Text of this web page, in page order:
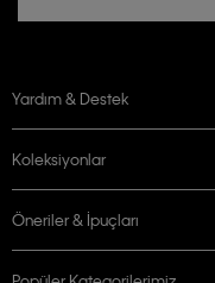
Yardım & Destek
Koleksiyonlar
Öneriler & İpuçları